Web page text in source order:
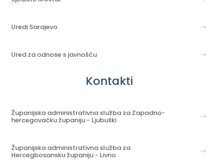
Uredi Sarajevo
Ured za odnose s javnošću
Kontakti
Županijska administrativna služba za Zapadno-
hercegovačku županiju - Ljubuški
Županijska administrativna služba za
Hercegbosansku županiju - Livno